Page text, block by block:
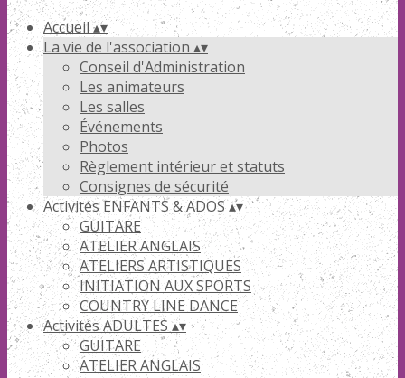
Accueil ▴▾
La vie de l'association ▴▾
Conseil d'Administration
Les animateurs
Les salles
Événements
Photos
Règlement intérieur et statuts
Consignes de sécurité
Activités ENFANTS & ADOS▴▾
GUITARE
ATELIER ANGLAIS
ATELIERS ARTISTIQUES
INITIATION AUX SPORTS
COUNTRY LINE DANCE
Activités ADULTES ▴▾
GUITARE
ATELIER ANGLAIS